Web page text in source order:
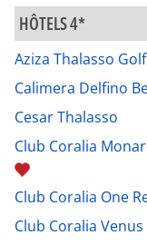
HÔTELS 4*
Aziza Thalasso
Calimera Delfino
Cesar Thalasso
Club Coralia
Club Coralia One
Club Coralia Venus